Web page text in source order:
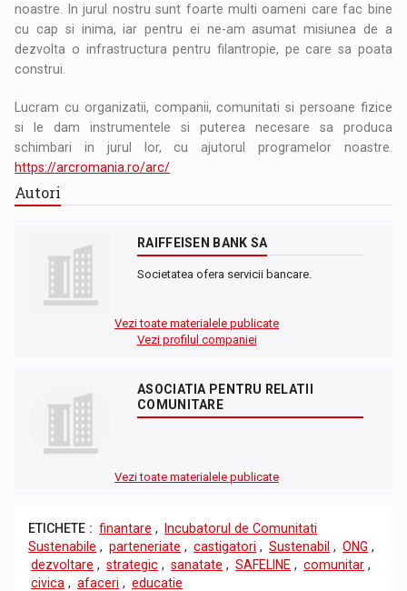
noastre. In jurul nostru sunt foarte multi oameni care fac bine
cu cap si inima, iar pentru ei ne-am asumat misiunea de a
dezvolta o infrastructura pentru filantropie, pe care sa poata
construi.
Lucram cu organizatii, companii, comunitati si persoane fizice
si le dam instrumentele si puterea necesare sa produca
schimbari in jurul lor, cu ajutorul programelor noastre.
https://arcromania.ro/arc/
Autori
RAIFFEISEN BANK SA
Societatea ofera servicii bancare.
Vezi toate materialele publicate
Vezi profilul companiei
ASOCIATIA PENTRU RELATII
COMUNITARE
Vezi toate materialele publicate
ETICHETE : finantare ,
Incubatorul de Comunitati
Sustenabile , parteneriate , castigatori , Sustenabil , ONG ,
dezvoltare , strategic , sanatate , SAFELINE , comunitar ,
civica , afaceri , educatie